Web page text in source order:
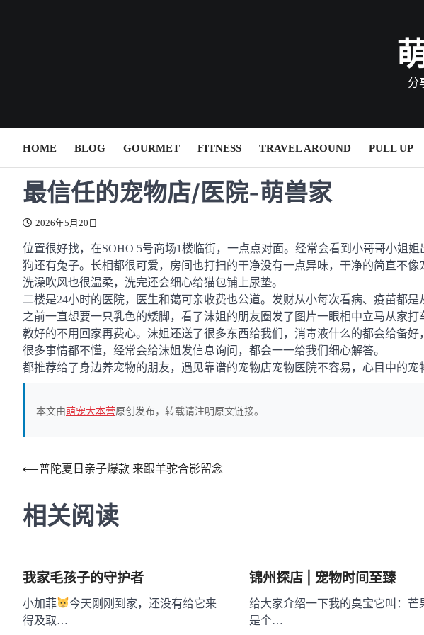
分
HOME BLOG GOURMET FITNESS TRAVEL AROUND PULL UP
最信任的宠物店/医院-萌兽家
2026年5月20日
位置很好找，在SOHO 5号商场1楼临街，一点点对面。经常会看到小哥哥小姐
狗还有兔子。长相都很可爱，房间也打扫的干净没有一点异味，干净的简直不
洗澡吹风也很温柔，洗完还会细心给猫包铺上尿垫。
二楼是24小时的医院，医生和蔼可亲收费也公道。发财从小每次看病、疫苗都是
之前一直想要一只乳色的矮脚，看了沫姐的朋友圈发了图片一眼相中立马从家
教好的不用回家再费心。沫姐还送了很多东西给我们，消毒液什么的都会给备好
很多事情都不懂，经常会给沫姐发信息询问，都会一一给我们细心解答。
都推荐给了身边养宠物的朋友，遇见靠谱的宠物店宠物医院不容易，心目中的宠
本文由萌宠大本营原创发布，转载请注明原文链接。
文
导
⟵普陀夏日亲子爆款 来跟羊驼合影留念
相关阅读
我家毛孩子的守护者
小加菲
今天刚刚到家，还没有给它来
得及取…
锦州探店 | 宠物时间至臻
给大家介绍一下我的臭宝它叫：芒
是个…